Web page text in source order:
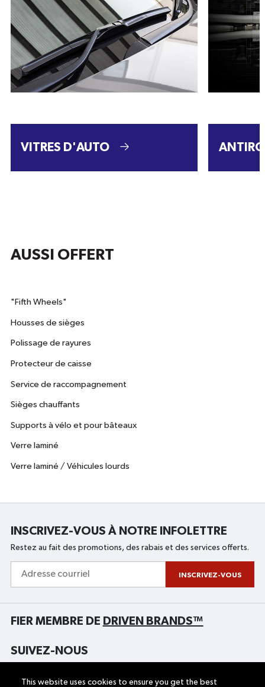
This website uses cookies to ensure you get the best
VITRES D'AUTO
AUSSI OFFERT
"Fifth Wheels"
Housses de sièges
Polissage de rayures
Protecteur de caisse
Service de raccompagnement
Sièges chauffants
Supports à vélo et pour bâteaux
Verre laminé
Verre laminé / Véhicules lourds
INSCRIVEZ-VOUS À NOTRE INFOLETTRE
Restez au fait des promotions, des rabais et des services offerts.
courriel
INSCRIVEZ-VOUS
FIER MEMBRE DE DRIVEN BRANDS™
SUIVEZ-NOUS